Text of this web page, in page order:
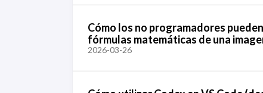
Cómo los no programadores
fórmulas matemáticas de una
2026-03-26